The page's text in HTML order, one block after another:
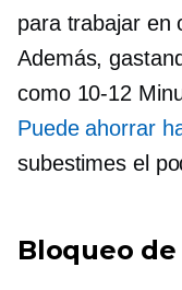
para trabajar en
Además,
como 10-12
Puede ahorrar
subestimes el
Bloqueo